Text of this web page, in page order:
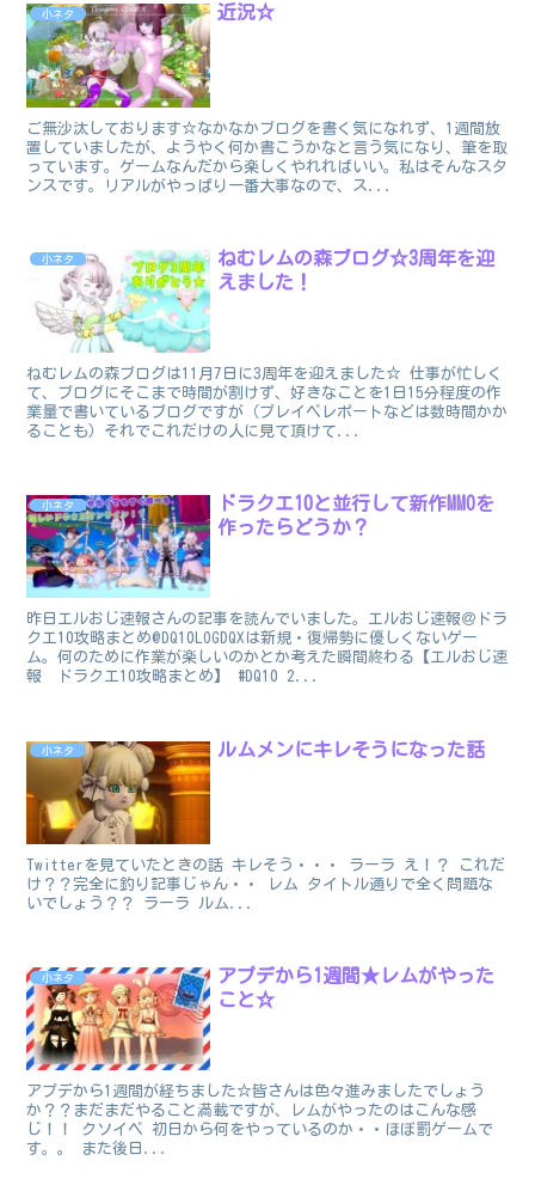
小ネタ 近況☆
ご無沙汰しております☆なかなかブログを書く気になれず、1週間放
置していましたが、ようやく何か書こうかなと言う気になり、筆を取
っています。ゲームなんだから楽しくやれればいい。私はそんなスタ
ンスです。リアルがやっぱり一番大事なので、ス...
小ネタ
ねむレムの森ブログ☆3周年を迎
えました！
ねむレムの森ブログは11月7日に3周年を迎えました☆ 仕事が忙しく
て、ブログにそこまで時間が割けず、好きなことを1日15分程度の作
業量で書いているブログですが（プレイベレポートなどは数時間かか
ることも）それでこれだけの人に見て頂けて...
小ネタ
ドラクエ10と並行して新作MMOを
作ったらどうか？
昨日エルおじ速報さんの記事を読んでいました。エルおじ速報＠ドラ
クエ10攻略まとめ@DQ10LOGDQXは新規・復帰勢に優しくないゲー
ム。何のために作業が楽しいのかとか考えた瞬間終わる【エルおじ速
報 ドラクエ10攻略まとめ】 #DQ10 2...
小ネタ ルムメンにキレそうになった話
Twitterを見ていたときの話 キレそう・・・ ラーラ え！？ これだ
け？？完全に釣り記事じゃん・・ レム タイトル通りで全く問題な
いでしょう？？ ラーラ ルム...
小ネタ
アプデから1週間★レムがやった
こと☆
アプデから1週間が経ちました☆皆さんは色々進みましたでしょう
か？？まだまだやること満載ですが、レムがやったのはこんな感
じ！！ クソイベ 初日から何をやっているのか・・ほぼ罰ゲームで
す。。 また後日...